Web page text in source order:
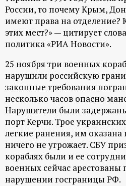
р
т
а
л
России, то почему Крым,
имеют права на
этих мест?» — цитирует
политика «РИА Новости».
25 ноября три военных
нарушили российскую
законные требования
несколько часов опасно
Нарушители были
порт Керчи. Трое
легкие ранения, им
ничего не угрожает. СБУ
кораблях были и ее
военных сейчас
нарушении госграницы РФ.